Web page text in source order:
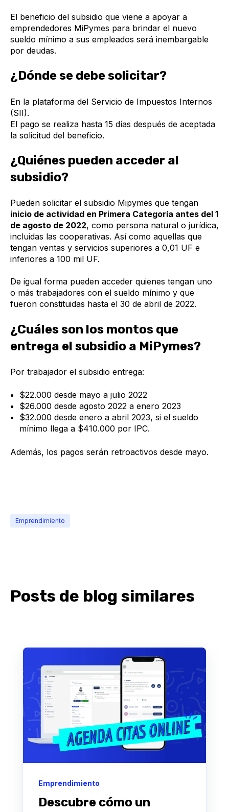
El beneficio del subsidio que viene a apoyar a
emprendedores MiPymes para brindar el nuevo
sueldo mínimo a sus empleados será inembargable
por deudas.
¿Dónde se debe solicitar?
En la plataforma del Servicio de Impuestos Internos
(SII).
El pago se realiza hasta 15 días después de aceptada
la solicitud del beneficio.
¿Quiénes pueden acceder al
subsidio?
Pueden solicitar el subsidio Mipymes que tengan
inicio de actividad en Primera Categoría antes del 1
de agosto de 2022, como persona natural o jurídica,
incluidas las cooperativas. Así como aquellas que
tengan ventas y servicios superiores a 0,01 UF e
inferiores a 100 mil UF.
De igual forma pueden acceder quienes tengan uno
o más trabajadores con el sueldo mínimo y que
fueron constituidas hasta el 30 de abril de 2022.
¿Cuáles son los montos que
entrega el subsidio a MiPymes?
Por trabajador el subsidio entrega:
$22.000 desde mayo a julio 2022
$26.000 desde agosto 2022 a enero 2023
$32.000 desde enero a abril 2023, si el sueldo
mínimo llega a $410.000 por IPC.
Además, los pagos serán retroactivos desde mayo.
Emprendimiento
Posts de blog similares
Emprendimiento
Descubre cómo un